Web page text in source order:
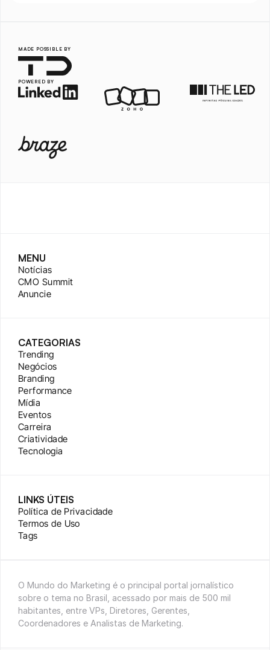
MADE POSSIBLE BY
POWERED BY
MENU
Notícias
CMO Summit
Anuncie
CATEGORIAS
Trending
Negócios
Branding
Performance
Mídia
Eventos
Carreira
Criatividade
Tecnologia
LINKS ÚTEIS
Política de Privacidade
Termos de Uso
Tags
O Mundo do Marketing é o principal portal jornalístico
sobre o tema no Brasil, acessado por mais de 500 mil
habitantes, entre VPs, Diretores, Gerentes,
Coordenadores e Analistas de Marketing.